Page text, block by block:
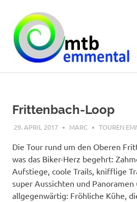
Inhalt
springen
Frittenbach-Loop
29. APRIL 2017 MARC TOUREN
Die Tour rund um den Oberen
was das Biker-Herz begehrt:
Aufstiege, coole Trails, knifflige
super Aussichten und
allgegenwärtig: Fröhliche Kühe,